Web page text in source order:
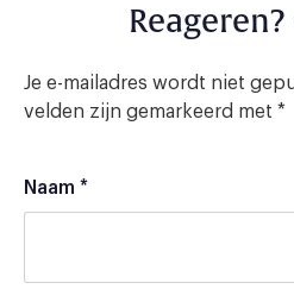
Je e-mailadres wordt niet
velden zijn gemarkeerd met *
Naam *